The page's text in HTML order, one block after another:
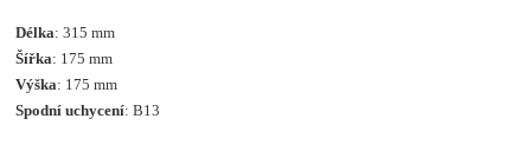
Délka: 315 mm
Šířka: 175 mm
Výška: 175 mm
Spodní uchycení: B13